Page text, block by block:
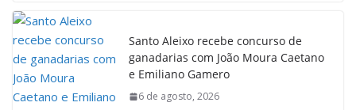
Santo Aleixo recebe concurso de
ganadarias com João Moura Caetano
e Emiliano Gamero
6 de agosto, 2026